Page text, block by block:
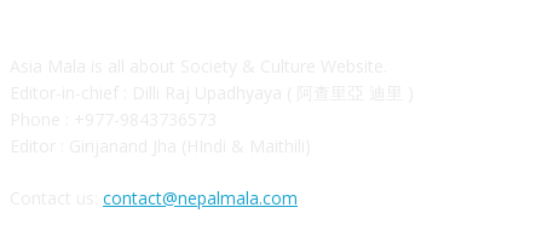
contact@nepalmala.com